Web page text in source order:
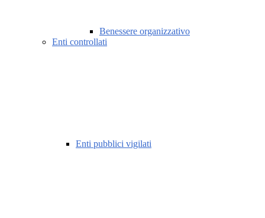
Benessere organizzativo
Enti controllati
Enti pubblici vigilati